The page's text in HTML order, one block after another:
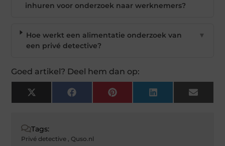
inhuren voor onderzoek naar werknemers?
Hoe werkt een alimentatie onderzoek van
een privé detective?
▼
Goed artikel? Deel hem dan op:
X
(Twitter)
Facebook Pinterest LinkedIn Email
Tags:
Privé detective , Quso.nl